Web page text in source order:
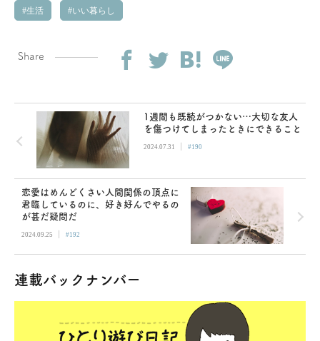
生活 いい暮らし
Share
1週間も既読がつかない…大切な友人
を傷つけてしまったときにできること
2024.07.31 | #190
恋愛はめんどくさい人間関係の頂点に
君臨しているのに、好き好んでやるの
が甚だ疑問だ
2024.09.25 | #192
連載バックナンバー